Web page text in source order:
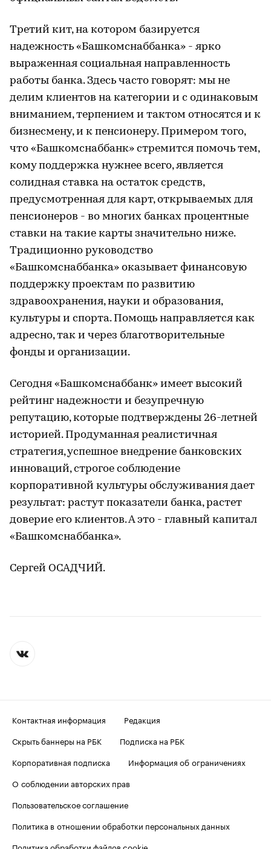
Третий кит, на котором базируется
надежность «Башкомснаббанка» - ярко
выраженная социальная направленность
работы банка. Здесь часто говорят: мы не
делим клиентов на категории и с одинаковым
вниманием, терпением и тактом относятся и к
бизнесмену, и к пенсионеру. Примером того,
что «Башкомснаббанк» стремится помочь тем,
кому поддержка нужнее всего, является
солидная ставка на остаток средств,
предусмотренная для карт, открываемых для
пенсионеров - во многих банках процентные
ставки на такие карты значительно ниже.
Традиционно руководство
«Башкомснаббанка» оказывает финансовую
поддержку проектам по развитию
здравоохранения, науки и образования,
культуры и спорта. Помощь направляется как
адресно, так и через благотворительные
фонды и организации.
Сегодня «Башкомснаббанк» имеет высокий
рейтинг надежности и безупречную
репутацию, которые подтверждены 26-летней
историей. Продуманная реалистичная
стратегия, успешное внедрение банковских
инноваций, строгое соблюдение
корпоративной культуры обслуживания дает
результат: растут показатели банка, растет
доверие его клиентов. А это - главный капитал
«Башкомснаббанка».
Сергей ОСАДЧИЙ.
Контактная информация
Редакция
Скрыть баннеры на РБК
Подписка на РБК
Корпоративная подписка
Информация об ограничениях
О соблюдении авторских прав
Пользовательское соглашение
Политика в отношении обработки персональных данных
Политика обработки файлов cookie